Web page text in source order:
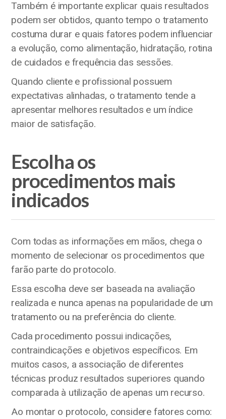
Também é importante explicar quais resultados
podem ser obtidos, quanto tempo o tratamento
costuma durar e quais fatores podem influenciar
a evolução, como alimentação, hidratação, rotina
de cuidados e frequência das sessões.
Quando cliente e profissional possuem
expectativas alinhadas, o tratamento tende a
apresentar melhores resultados e um índice
maior de satisfação.
Escolha os
procedimentos mais
indicados
Com todas as informações em mãos, chega o
momento de selecionar os procedimentos que
farão parte do protocolo.
Essa escolha deve ser baseada na avaliação
realizada e nunca apenas na popularidade de um
tratamento ou na preferência do cliente.
Cada procedimento possui indicações,
contraindicações e objetivos específicos. Em
muitos casos, a associação de diferentes
técnicas produz resultados superiores quando
comparada à utilização de apenas um recurso.
Ao montar o protocolo, considere fatores como: